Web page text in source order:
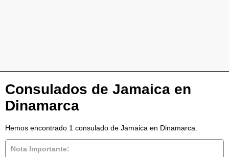
Consulados de Jamaica en
Dinamarca
Hemos encontrado 1 consulado de Jamaica en Dinamarca.
Nota Importante: